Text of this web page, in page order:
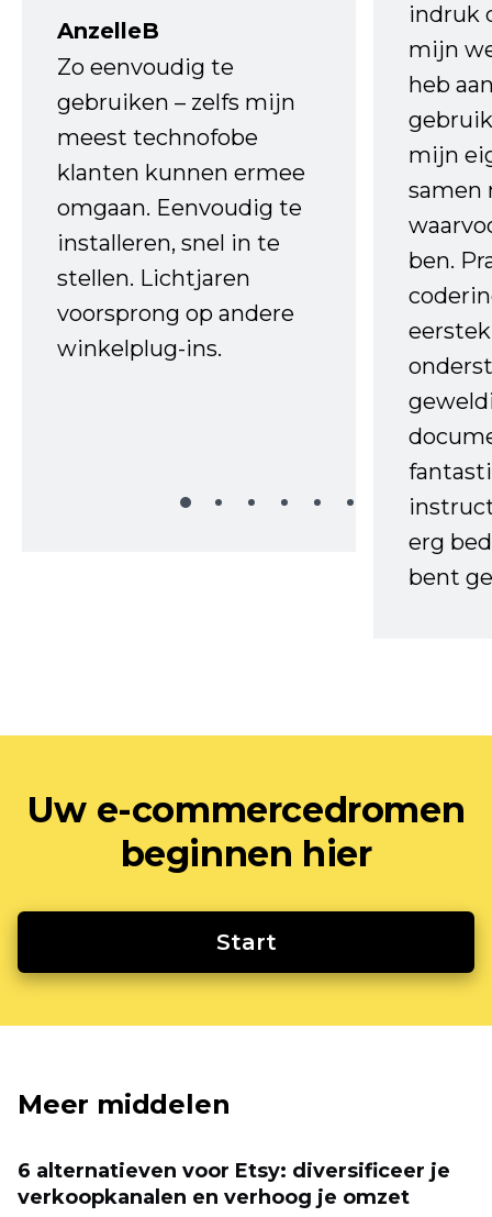
AnzelleB
Zo eenvoudig te
gebruiken – zelfs mijn
meest technofobe
klanten kunnen ermee
omgaan. Eenvoudig te
installeren, snel in te
stellen. Lichtjaren
voorsprong op andere
winkelplug-ins.
indruk
mijn
heb
mijn
samen
ben.
erg
bent
Uw e-commercedromen
beginnen hier
Start
Meer middelen
6 alternatieven voor Etsy: diversificeer je
verkoopkanalen en verhoog je omzet